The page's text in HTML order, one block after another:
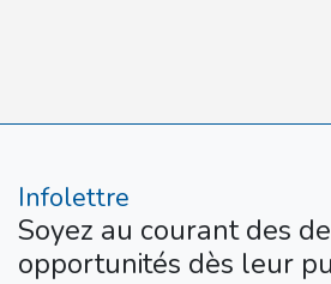
Infolettre
Soyez au courant des
opportunités dès leur